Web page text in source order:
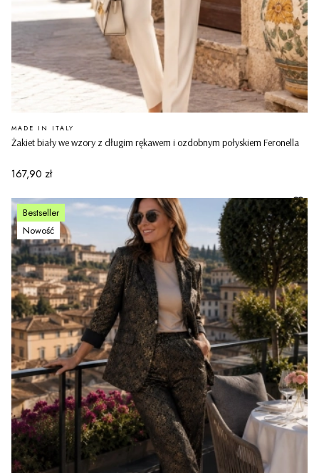
Żakiet biały we wzory z długim rękawem i ozdobnym połyskiem Feronella
PRODUCENT
MADE IN ITALY
Cena
167,90 zł
Bestseller
Nowość